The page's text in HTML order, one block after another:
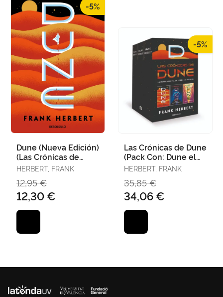
-5%
Dune (Nueva Edición)
(Las Crónicas de
Dune 1)
HERBERT, FRANK
12,95 €
12,30 €
-5%
Las Crónicas de Dune
(Pack Con: Dune el
Mesías de Dune Hijos
de Dune)
HERBERT, FRANK
35,85 €
34,06 €